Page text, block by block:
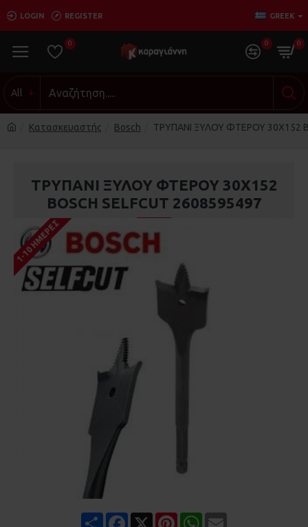
LOGIN REGISTER GREEK
0 0 0
All
Κατασκευαστής Bosch ΤΡΥΠΑΝΙ ΞΥΛΟΥ ΦΤΕΡΟΥ 30Χ152
ΤΡΥΠΑΝΙ ΞΥΛΟΥ ΦΤΕΡΟΥ 30Χ152
BOSCH SELFCUT 2608595497
1-10 ΗΜΈΡΕΣ
Share Facebook PinterestWhatsApp